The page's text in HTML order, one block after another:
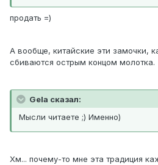
продать =)
А вообще, китайские эти замочки,
сбиваются острым концом молотка.
Gela сказал:
Мысли читаете ;) Именно)
Хм... почему-то мне эта традиция